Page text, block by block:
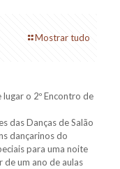
Mostrar tudo
o 2º Encontro de
das Danças de Salão
dançarinos do
para uma noite
de um ano de aulas